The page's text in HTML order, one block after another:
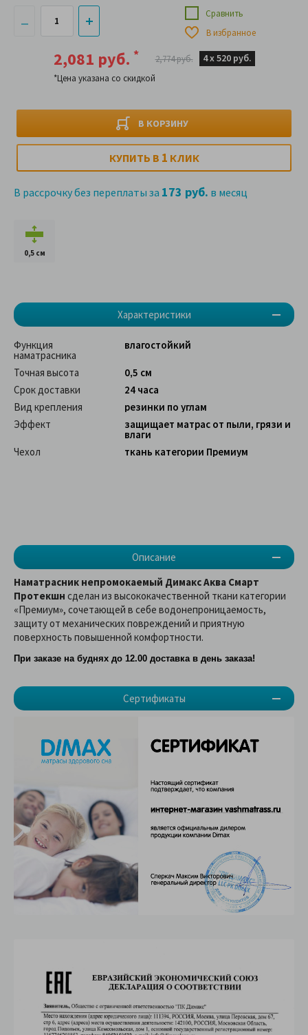
2,081 руб. *
*Цена указана со скидкой
2,774 руб. 4 х520 руб.
В КОРЗИНУ
Сравнить
В избранное
КУПИТЬ В 1 КЛИК
В рассрочку без переплаты за 173 руб. в месяц
0,5 см
Характеристики
Описание
Сертификаты
Функция
наматрасника
влагостойкий
Точная высота
0,5 см
Срок доставки
24 часа
Вид крепления
резинки по углам
Эффект
защищает матрас от пыли, грязи и
влаги
Чехол
ткань категории Премиум
Наматрасник непромокаемый Димакс Аква Смарт
Протекшн сделан из высококачественной ткани категории
«Премиум», сочетающей в себе водонепроницаемость,
защиту от механических повреждений и приятную
поверхность повышенной комфортности.
При заказе на буднях до 12.00 доставка в день заказа!